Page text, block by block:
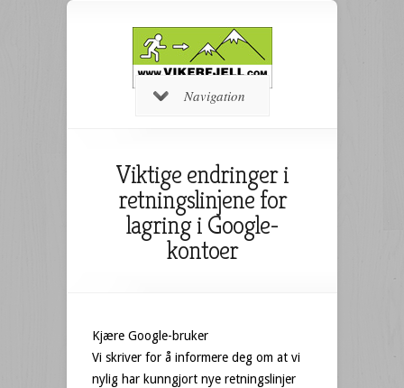
Navigation
Viktige endringer i
retningslinjene for
lagring i Google-
kontoer
Kjære Google-bruker
Vi skriver for å informere deg om at vi
nylig har kunngjort nye retningslinjer